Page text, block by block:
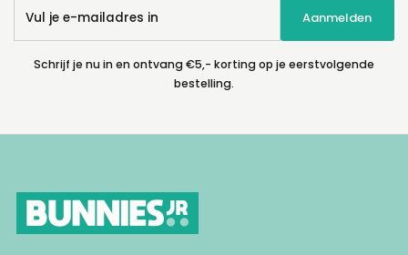
e-
mailadres
Aanmelden
Schrijf je nu in en ontvang €5,- korting op je eerstvolgende
bestelling.